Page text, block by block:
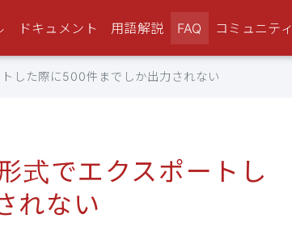
ドキュメント 用語解説 FAQ コミュニティ
した際に500件までしか出力されない
式でエクスポートし
れない